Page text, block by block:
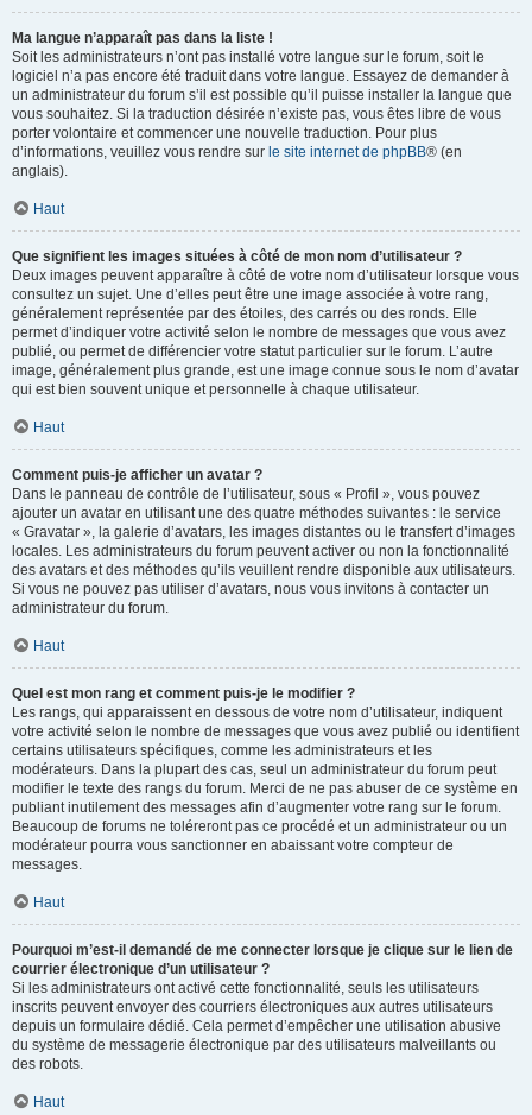
Ma langue n’apparaît pas dans la liste !
Soit les administrateurs n’ont pas installé votre langue sur le forum, soit le
logiciel n’a pas encore été traduit dans votre langue. Essayez de demander à
un administrateur du forum s’il est possible qu’il puisse installer la langue que
vous souhaitez. Si la traduction désirée n’existe pas, vous êtes libre de vous
porter volontaire et commencer une nouvelle traduction. Pour plus
d’informations, veuillez vous rendre sur le site internet de phpBB® (en
anglais).
Haut
Que signifient les images situées à côté de mon nom d’utilisateur ?
Deux images peuvent apparaître à côté de votre nom d’utilisateur lorsque vous
consultez un sujet. Une d’elles peut être une image associée à votre rang,
généralement représentée par des étoiles, des carrés ou des ronds. Elle
permet d’indiquer votre activité selon le nombre de messages que vous avez
publié, ou permet de différencier votre statut particulier sur le forum. L’autre
image, généralement plus grande, est une image connue sous le nom d’avatar
qui est bien souvent unique et personnelle à chaque utilisateur.
Haut
Comment puis-je afficher un avatar ?
Dans le panneau de contrôle de l’utilisateur, sous « Profil », vous pouvez
ajouter un avatar en utilisant une des quatre méthodes suivantes : le service
« Gravatar », la galerie d’avatars, les images distantes ou le transfert d’images
locales. Les administrateurs du forum peuvent activer ou non la fonctionnalité
des avatars et des méthodes qu’ils veuillent rendre disponible aux utilisateurs.
Si vous ne pouvez pas utiliser d’avatars, nous vous invitons à contacter un
administrateur du forum.
Haut
Quel est mon rang et comment puis-je le modifier ?
Les rangs, qui apparaissent en dessous de votre nom d’utilisateur, indiquent
votre activité selon le nombre de messages que vous avez publié ou identifient
certains utilisateurs spécifiques, comme les administrateurs et les
modérateurs. Dans la plupart des cas, seul un administrateur du forum peut
modifier le texte des rangs du forum. Merci de ne pas abuser de ce système en
publiant inutilement des messages afin d’augmenter votre rang sur le forum.
Beaucoup de forums ne toléreront pas ce procédé et un administrateur ou un
modérateur pourra vous sanctionner en abaissant votre compteur de
messages.
Haut
Pourquoi m’est-il demandé de me connecter lorsque je clique sur le lien de
courrier électronique d’un utilisateur ?
Si les administrateurs ont activé cette fonctionnalité, seuls les utilisateurs
inscrits peuvent envoyer des courriers électroniques aux autres utilisateurs
depuis un formulaire dédié. Cela permet d’empêcher une utilisation abusive
du système de messagerie électronique par des utilisateurs malveillants ou
des robots.
Haut